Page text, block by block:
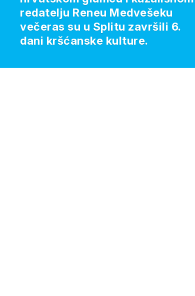
redatelju Reneu Medvešeku
večeras su u Splitu završili 6.
dani kršćanske kulture.